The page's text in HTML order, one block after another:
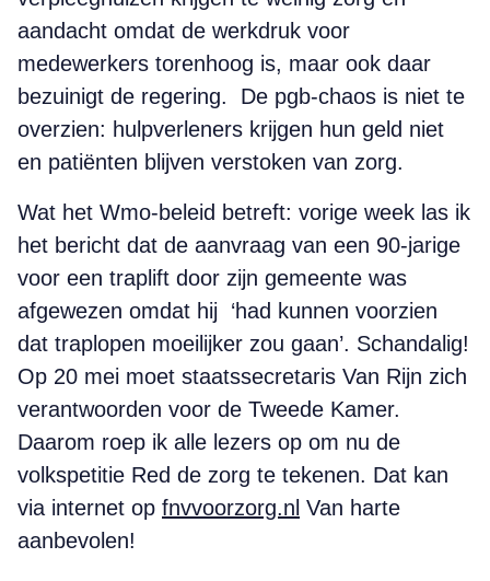
aandacht omdat de werkdruk voor
medewerkers torenhoog is, maar ook daar
bezuinigt de regering. De pgb-chaos is niet te
overzien: hulpverleners krijgen hun geld niet
en patiënten blijven verstoken van zorg.
Wat het Wmo-beleid betreft: vorige week las ik
het bericht dat de aanvraag van een 90-jarige
voor een traplift door zijn gemeente was
afgewezen omdat hij ‘had kunnen voorzien
dat traplopen moeilijker zou gaan’. Schandalig!
Op 20 mei moet staatssecretaris Van Rijn zich
verantwoorden voor de Tweede Kamer.
Daarom roep ik alle lezers op om nu de
volkspetitie Red de zorg te tekenen. Dat kan
via internet op fnvvoorzorg.nl Van harte
aanbevolen!